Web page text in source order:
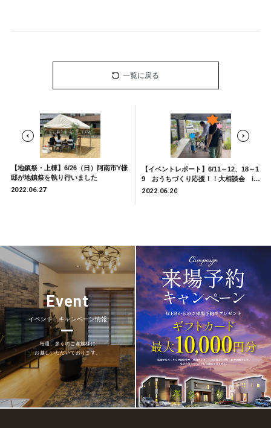
一覧に戻る
【地鎮祭・上棟】6/26（日）阿南市Y様
邸が地鎮祭を執り行いました
2022.06.27
【イベントレポート】6/11～12、18～1
9 おうちづくり応援！！大相談会 in
徳島南店 vol.2
2022.06.20
Event
イベント・キャンペーン情報
毎週、多くのご家族様に
お越しいただいております。